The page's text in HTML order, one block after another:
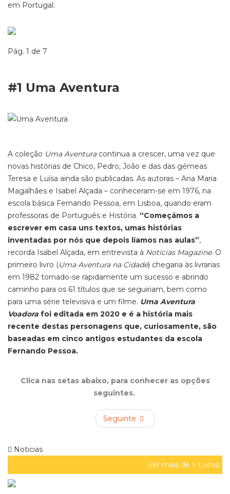
em Portugal.
Pág. 1 de 7
#1 Uma Aventura
A coleção Uma Aventura continua a crescer, uma vez que
novas histórias de Chico, Pedro, João e das das gémeas
Teresa e Luísa ainda são publicadas. As autoras – Ana Maria
Magalhães e Isabel Alçada – conheceram-se em 1976, na
escola básica Fernando Pessoa, em Lisboa, quando eram
professoras de Português e História. “Começámos a
escrever em casa uns textos, umas histórias
inventadas por nós que depois líamos nas aulas”,
recorda Isabel Alçada, em entrevista à Notícias Magazine. O
primeiro livro (Uma Aventura na Cidade) chegaria às livrarias
em 1982 tornado-se rapidamente um sucesso e abrindo
caminho para os 61 títulos que se seguiriam, bem como
para uma série televisiva e um filme. Uma Aventura
Voadora foi editada em 2020 e é a história mais
recente destas personagens que, curiosamente, são
baseadas em cinco antigos estudantes da escola
Fernando Pessoa.
Clica nas setas abaixo, para conhecer as opções
seguintes.
Seguinte
Noticias
Ver mais de > Livros